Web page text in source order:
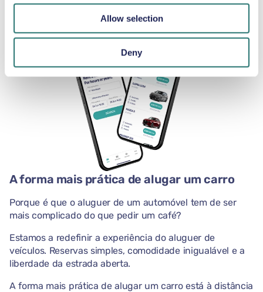
Allow selection
Deny
através da app.
A forma mais prática de alugar um carro
Porque é que o aluguer de um automóvel tem de ser
mais complicado do que pedir um café?
Estamos a redefinir a experiência do aluguer de
veículos. Reservas simples, comodidade inigualável e a
liberdade da estrada aberta.
A forma mais prática de alugar um carro está à distância